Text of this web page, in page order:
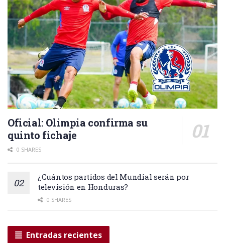
Oficial: Olimpia confirma su
quinto fichaje
0 SHARES
¿Cuántos partidos del Mundial serán por
televisión en Honduras?
0 SHARES
Entradas recientes